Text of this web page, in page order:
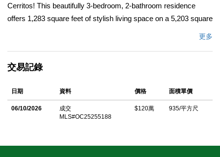
Cerritos! This beautifully 3-bedroom, 2-bathroom residence
offers 1,283 square feet of stylish living space on a 5,203 square
更多
交易記錄
日期 資料 價格 面積單價
06/10/2026
成交
MLS#OC25255188
$120萬 935/平方尺